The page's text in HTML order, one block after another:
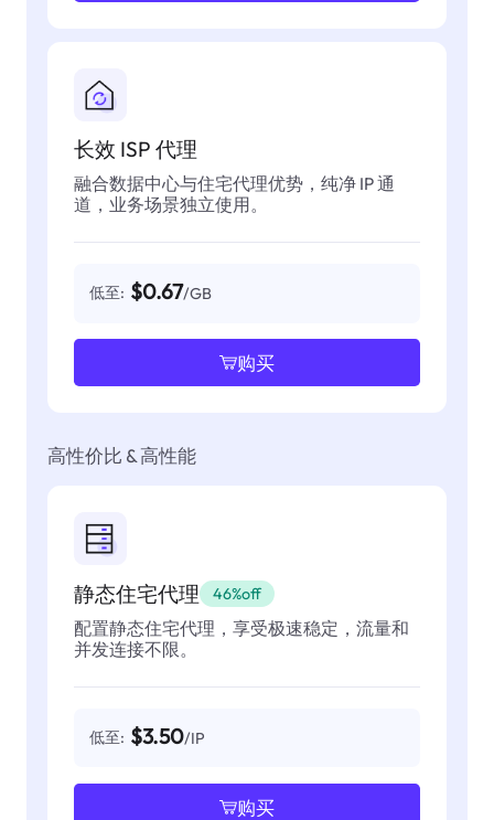
长效 ISP 代理
融合数据中心与住宅代理优势，纯净 IP 通
道，业务场景独立使用。
低至: $0.67/GB
购买
高性价比 & 高性能
静态住宅代理 46%off
配置静态住宅代理，享受极速稳定，流量和
并发连接不限。
低至: $3.50/IP
购买